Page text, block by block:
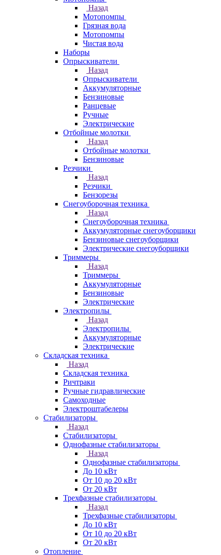
Назад
Мотопомпы
Грязная вода
Мотопомпы
Чистая вода
Наборы
Опрыскиватели
Назад
Опрыскиватели
Аккумуляторные
Бензиновые
Ранцевые
Ручные
Электрические
Отбойные молотки
Назад
Отбойные молотки
Бензиновые
Резчики
Назад
Резчики
Бензорезы
Снегоуборочная техника
Назад
Снегоуборочная техника
Аккумуляторные снегоуборщики
Бензиновые снегоуборщики
Электрические снегоуборщики
Триммеры
Назад
Триммеры
Аккумуляторные
Бензиновые
Электрические
Электропилы
Назад
Электропилы
Аккумуляторные
Электрические
Складская техника
Назад
Складская техника
Ричтраки
Ручные гидравлические
Самоходные
Электроштабелеры
Стабилизаторы
Назад
Стабилизаторы
Однофазные стабилизаторы
Назад
Однофазные стабилизаторы
До 10 кВт
От 10 до 20 кВт
От 20 кВт
Трехфазные стабилизаторы
Назад
Трехфазные стабилизаторы
До 10 кВт
От 10 до 20 кВт
От 20 кВт
Отопление